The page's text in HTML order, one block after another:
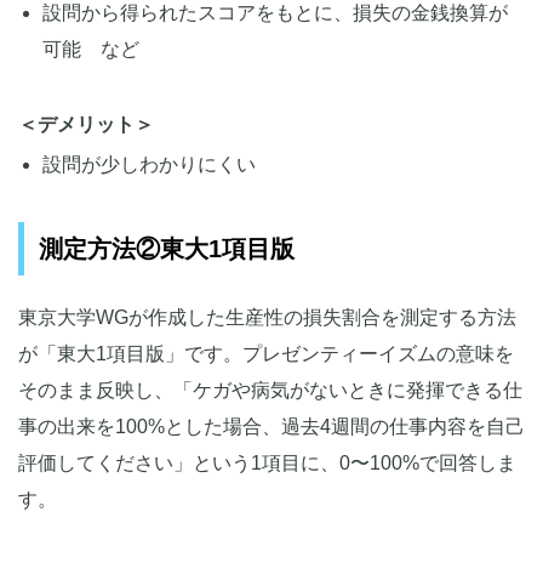
設問から得られたスコアをもとに、損失の金銭換算が
可能 など
＜デメリット＞
設問が少しわかりにくい
測定方法②東大1項目版
東京大学WGが作成した生産性の損失割合を測定する方法
が「東大1項目版」です。プレゼンティーイズムの意味を
そのまま反映し、「ケガや病気がないときに発揮できる仕
事の出来を100%とした場合、過去4週間の仕事内容を自己
評価してください」という1項目に、0〜100%で回答しま
す。